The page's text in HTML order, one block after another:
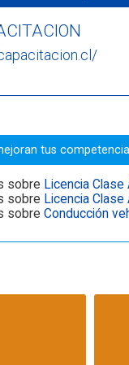
tus
sobre Licencia Clase
sobre Licencia Clase
sobre Conducción